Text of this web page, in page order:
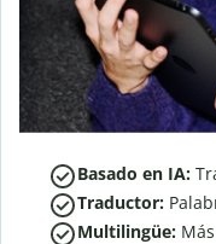
Basado en IA:
Traductor:
Multilingüe: